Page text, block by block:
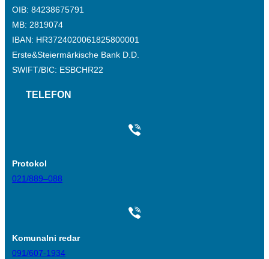
OIB: 84238675791
MB: 2819074
IBAN: HR3724020061825800001
Erste&Steiermärkische Bank D.D.
SWIFT/BIC: ESBCHR22
TELEFON
Protokol
021/889–088
Komunalni redar
091/607-1934